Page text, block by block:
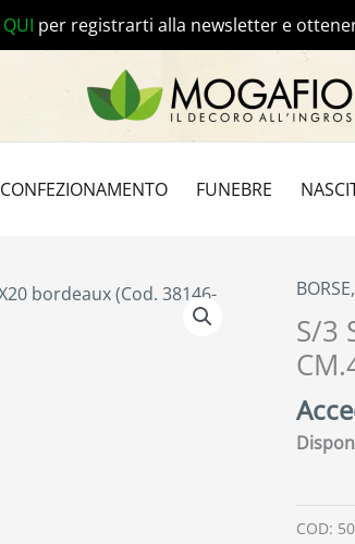
QUI per registrarti alla newsletter e
CONFEZIONAMENTO FUNEBRE
S/3
COD: